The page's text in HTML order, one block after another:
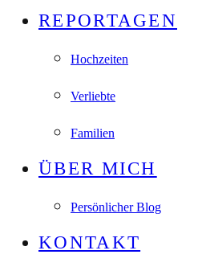
REPORTAGEN
Hochzeiten
Verliebte
Familien
ÜBER MICH
Persönlicher Blog
KONTAKT